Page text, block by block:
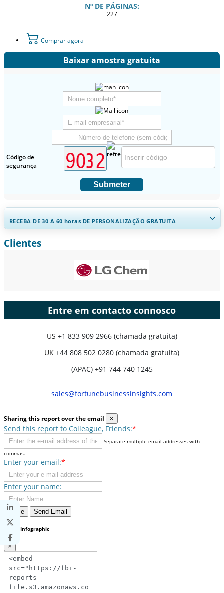
Nº DE PÁGINAS:
227
Comprar agora
Baixar amostra gratuita
Código de
segurança
Submeter
RECEBA DE 30 A 60 horas DE PERSONALIZAÇÃO GRATUITA
Ampliar a cobertura regional e por país, Análise de segmentos,
Clientes
Entre em contacto connosco
US +1 833 909 2966 (chamada gratuita)
UK +44 808 502 0280 (chamada gratuita)
(APAC) +91 744 740 1245
sales@fortunebusinessinsights.com
Sharing this report over the email ×
Send this report to Colleague, Friends:*
Separate multiple email addresses with
commas.
Enter your email:*
Enter your name:
Close Send Email
Share Infographic
×